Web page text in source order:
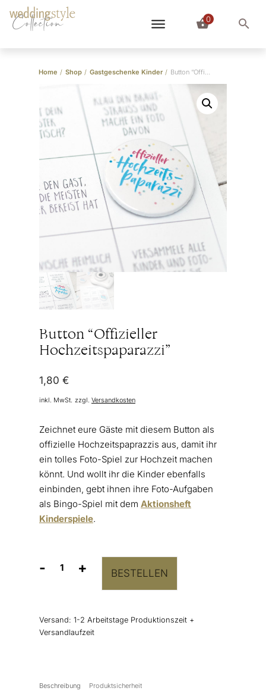
Collection 0
Home / Shop / Gastgeschenke Kinder / Button “Offizieller Hochzeitspaparazzi”
Button “Offizieller
Hochzeitspaparazzi”
1,80 €
inkl. MwSt. zzgl. Versandkosten
Zeichnet eure Gäste mit diesem Button als
offizielle Hochzeitspaprazzis aus, damit ihr
ein tolles Foto-Spiel zur Hochzeit machen
könnt. Und wollt ihr die Kinder ebenfalls
einbinden, gebt ihnen ihre Foto-Aufgaben
als Bingo-Spiel mit dem Aktionsheft
Kinderspiele.
-
Button
+ BESTELLEN
Versand: 1-2 Arbeitstage Produktionszeit +
Versandlaufzeit
Beschreibung Produktsicherheit